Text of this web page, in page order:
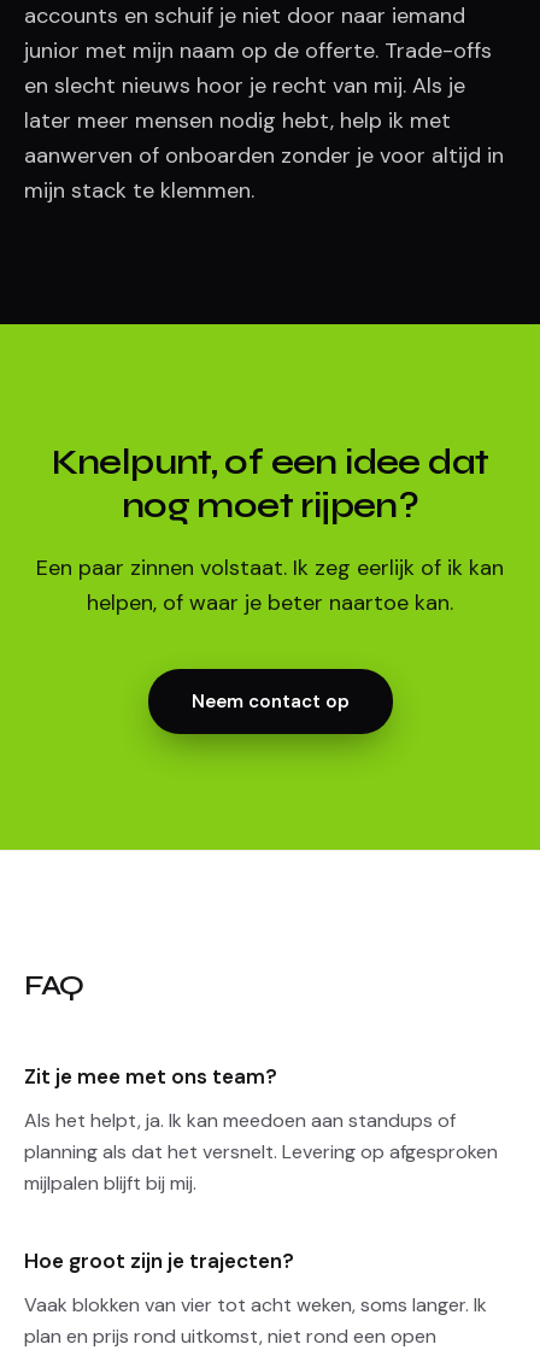
accounts en schuif je niet door naar iemand
junior met mijn naam op de offerte. Trade-offs
en slecht nieuws hoor je recht van mij. Als je
later meer mensen nodig hebt, help ik met
aanwerven of onboarden zonder je voor altijd in
mijn stack te klemmen.
Knelpunt, of een idee dat
nog moet rijpen?
Een paar zinnen volstaat. Ik zeg eerlijk of ik kan
helpen, of waar je beter naartoe kan.
Neem contact op
FAQ
Zit je mee met ons team?
Als het helpt, ja. Ik kan meedoen aan standups of
planning als dat het versnelt. Levering op afgesproken
mijlpalen blijft bij mij.
Hoe groot zijn je trajecten?
Vaak blokken van vier tot acht weken, soms langer. Ik
plan en prijs rond uitkomst, niet rond een open